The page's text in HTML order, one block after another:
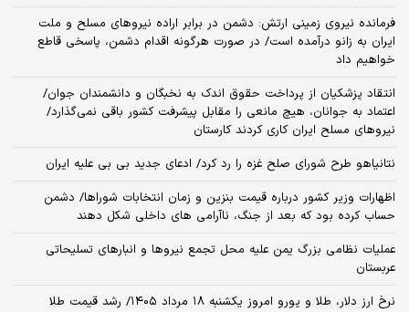
فرمانده نیروی زمینی ارتش: دشمن در برابر اراده نیروهای مسلح و ملت
ایران به زانو درآمده است/ در صورت هرگونه اقدام دشمن، پاسخی قاطع
خواهیم داد
انتقاد پزشکیان از پرداخت حقوق اندک به نخبگان و دانشمندان جوان/
اعتماد به جوانان، هیچ مانعی را مقابل پیشرفت کشور باقی نمی‌گذارد/
نیروهای مسلح ایران کاری کردند کارستان
نتانیاهو طرح شورای صلح غزه را رد کرد/ ادعای جدید بی بی علیه ایران
اظهارات وزیر کشور درباره قیمت بنزین و زمان انتخابات شوراها/ دشمن
حساب کرده بود که بعد از جنگ، ناآرامی‌ های داخلی شکل دهند
عملیات نظامی بزرگ یمن علیه محل تجمع نیروها و انبارهای تسلیحاتی
عربستان
نرخ ارز دلار، طلا و یورو امروز یکشنبه ۱۸ مرداد ۱۴۰۵/ رشد قیمت طلا